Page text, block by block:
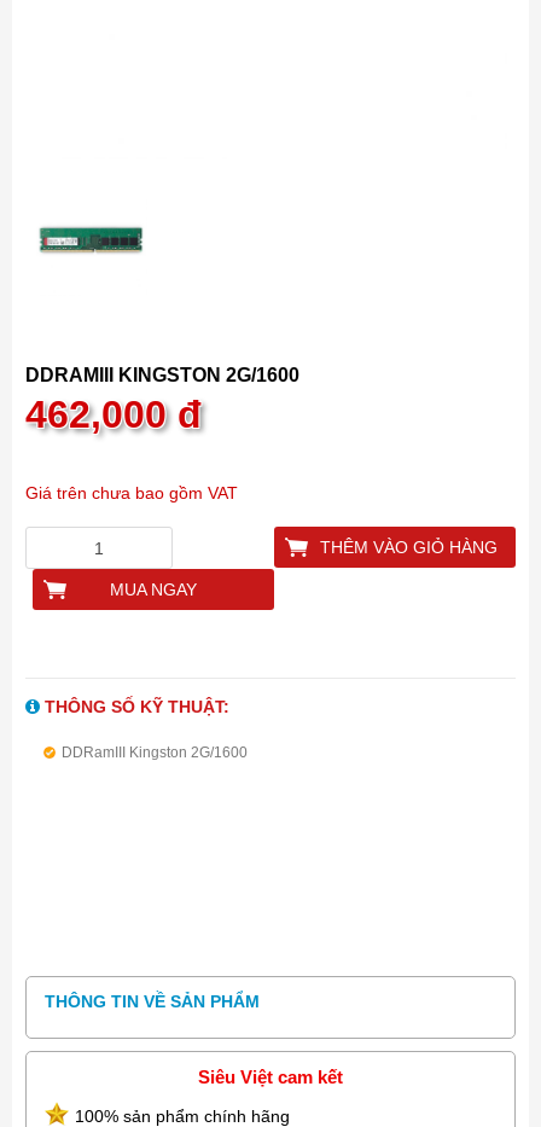
DDRAMIII KINGSTON 2G/1600
462,000đ
Giá trên chưa bao gồm VAT
THÊM VÀO GIỎ HÀNG
MUA NGAY
THÔNG SỐ KỸ THUẬT:
DDRamIII Kingston 2G/1600
THÔNG TIN VỀ SẢN PHẨM
Siêu Việt cam kết
100% sản phẩm chính hãng